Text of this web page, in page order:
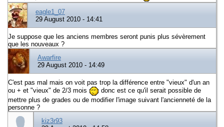
eagle1_07
29 August 2010 - 14:41
Je suppose que les anciens membres seront punis plus sévèrement
que les nouveaux ?
Awarfire
29 August 2010 - 14:49
C'est pas mal mais on voit pas trop la différence entre "vieux" d'un an
ou + et "vieux" de 2/3 mois
donc est ce qu'il serait possible de
mettre plus de grades ou de modifier l'image suivant l'ancienneté de la
personne ?
kiz3r93